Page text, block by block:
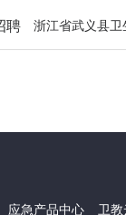
聘 浙江省武义县
应急产品中心 卫教